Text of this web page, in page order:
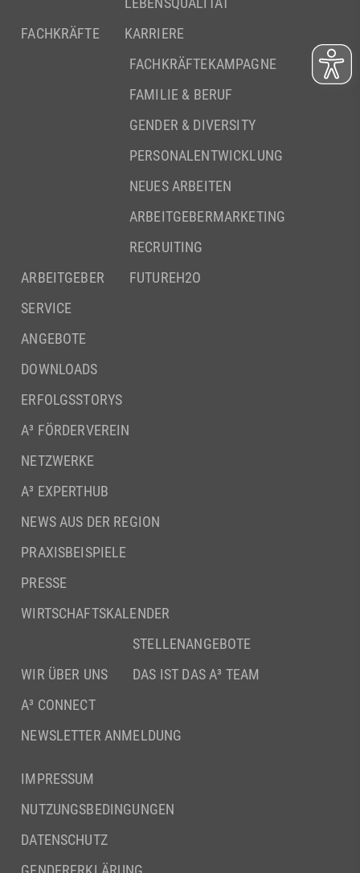
FACHKRÄFTE
KARRIERE
ARBEITGEBER
FACHKRÄFTEKAMPAGNE
FAMILIE & BERUF
GENDER & DIVERSITY
PERSONALENTWICKLUNG
NEUES ARBEITEN
ARBEITGEBERMARKETING
RECRUITING
FUTUREH2O
SERVICE
ANGEBOTE
DOWNLOADS
ERFOLGSSTORYS
A³ FÖRDERVEREIN
NETZWERKE
A³ EXPERTHUB
NEWS AUS DER REGION
PRAXISBEISPIELE
PRESSE
WIRTSCHAFTSKALENDER
WIR ÜBER UNS
STELLENANGEBOTE
DAS IST DAS A³ TEAM
A³ CONNECT
NEWSLETTER ANMELDUNG
IMPRESSUM
NUTZUNGSBEDINGUNGEN
DATENSCHUTZ